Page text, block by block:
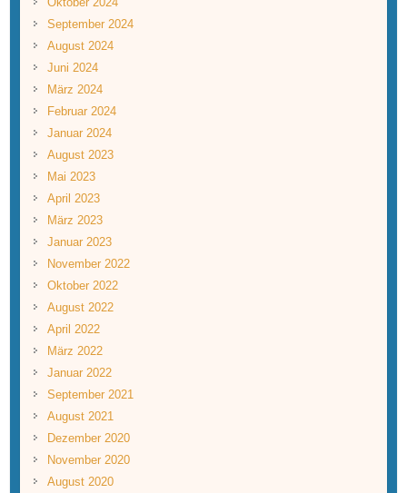
September 2024
August 2024
Juni 2024
März 2024
Februar 2024
Januar 2024
August 2023
Mai 2023
April 2023
März 2023
Januar 2023
November 2022
Oktober 2022
August 2022
April 2022
März 2022
Januar 2022
September 2021
August 2021
Dezember 2020
November 2020
August 2020